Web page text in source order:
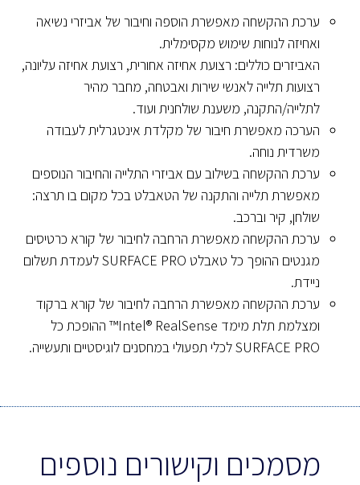
ערכת ההקשחה מאפשרת הוספה וחיבור של אביזרי נשיאה
ואחיזה לנוחות שימוש מקסימלית.
האביזרים כוללים: רצועת אחיזה אחורית, רצועת אחיזה עליונה,
רצועות תלייה לאנשי שירות ואבטחה, מחבר מהיר
לתלייה/התקנה, משענת שולחנית ועוד.
הערכה מאפשרת חיבור של מקלדת אינטגרלית לעבודה
משרדית נוחה.
ערכת ההקשחה בשילוב עם אביזרי התלייה והחיבור הנוספים
מאפשרת תלייה והתקנה של הטאבלט בכל מקום בו תרצה:
שולחן, קיר וברכב.
ערכת ההקשחה מאפשרת הרחבה לחיבור של קורא כרטיסים
מגנטים ההופך כל טאבלט SURFACE PRO לעמדת תשלום
ניידת.
ערכת ההקשחה מאפשרת הרחבה לחיבור של קורא ברקוד
ומצלמת תלת מימד Intel® RealSense™ ההופכת כל
SURFACE PRO לכלי תפעולי במחסנים לוגיסטיים ותעשייה.
מסמכים וקישורים נוספים